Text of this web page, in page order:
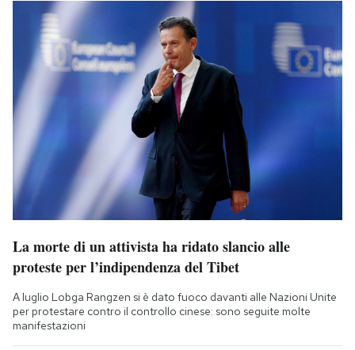
La morte di un attivista ha ridato slancio alle
proteste per l’indipendenza del Tibet
A luglio Lobga Rangzen si è dato fuoco davanti alle Nazioni Unite
per protestare contro il controllo cinese: sono seguite molte
manifestazioni